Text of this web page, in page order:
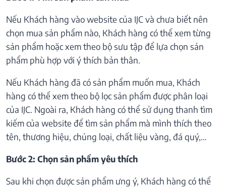
Nếu Khách hàng vào website của IJC và chưa biết nên
chọn mua sản phẩm nào, Khách hàng có thể xem từng
sản phẩm hoặc xem theo bộ sưu tập để lựa chọn sản
phẩm phù hợp với ý thích bản thân.
Nếu Khách hàng đã có sản phẩm muốn mua, Khách
hàng có thể xem theo bộ lọc sản phẩm được phân loại
của IJC. Ngoài ra, Khách hàng có thể sử dụng thanh tìm
kiếm của website để tìm sản phẩm mà mình thích theo
tên, thương hiệu, chủng loại, chất liệu vàng, đá quý,…
Bước 2: Chọn sản phẩm yêu thích
Sau khi chọn được sản phẩm ưng ý, Khách hàng có thể